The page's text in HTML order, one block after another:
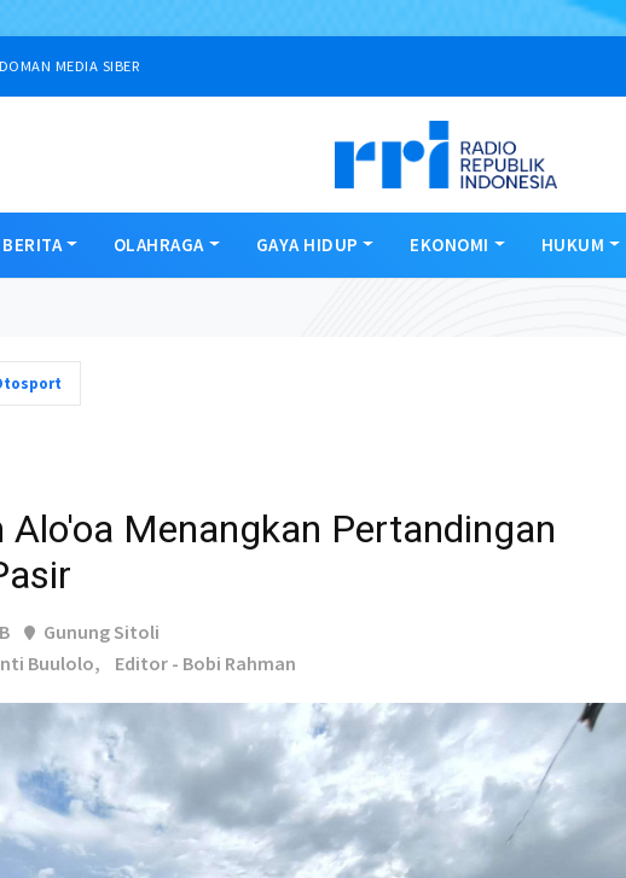
MEDIA SIBER
BERITA OLAHRAGA GAYA HIDUP EKONOMI HUKUM
Alo'oa Menangkan Pertandingan
Gunung Sitoli
Buulolo,
Editor - Bobi Rahman